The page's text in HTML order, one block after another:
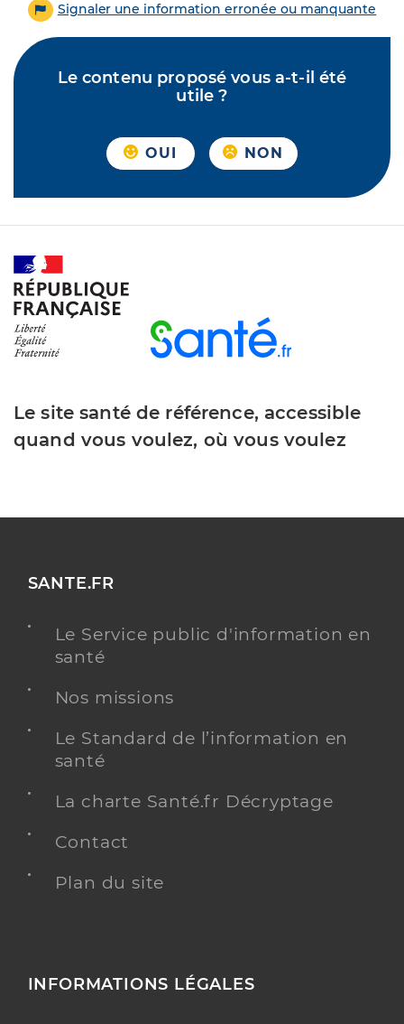
Signaler une information erronée ou manquante
Le contenu proposé vous a-t-il été
utile ?
OUI NON
Le site santé de référence, accessible
quand vous voulez, où vous voulez
SANTE.FR
Le Service public d'information en
santé
Nos missions
Le Standard de l’information en
santé
La charte Santé.fr Décryptage
Contact
Plan du site
INFORMATIONS LÉGALES